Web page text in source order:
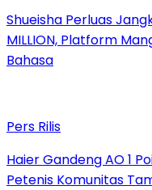
Shueisha Perluas
MILLION, Platform
Bahasa
Pers Rilis
Haier Gandeng AO 1
Petenis Komunitas